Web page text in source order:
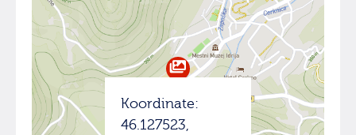
Koordinate:
46.127523,